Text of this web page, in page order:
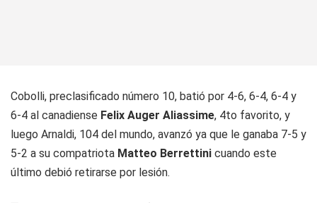
Cobolli, preclasificado número 10, batió por 4-6, 6-4, 6-4 y
6-4 al canadiense Felix Auger Aliassime, 4to favorito, y
luego Arnaldi, 104 del mundo, avanzó ya que le ganaba 7-5 y
5-2 a su compatriota Matteo Berrettini cuando este
último debió retirarse por lesión.